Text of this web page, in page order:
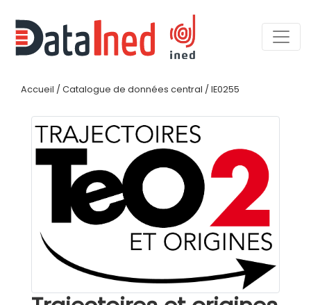
Accueil / Catalogue de données central / IE0255